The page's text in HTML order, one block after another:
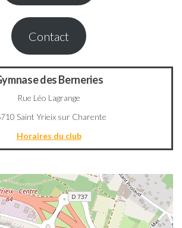
Contact
des Berneries
Rue Léo Lagrange
Saint Yrieix sur Charente
Horaires du club